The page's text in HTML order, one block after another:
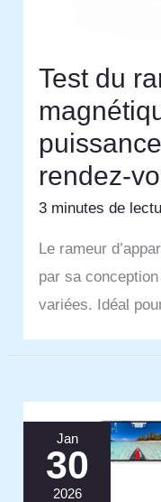
Test du
rendez-
3 minutes de
Le rameur
par sa
variées. Idéal
Jan
30
2026